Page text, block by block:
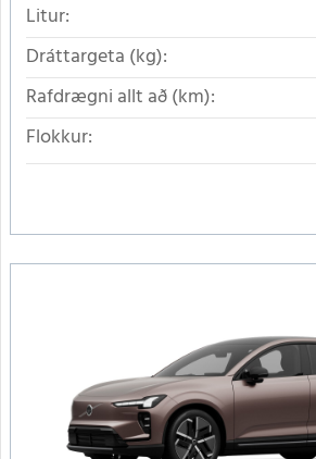
Litur:
Dráttargeta (kg):
Rafdrægni allt að (km):
Flokkur: